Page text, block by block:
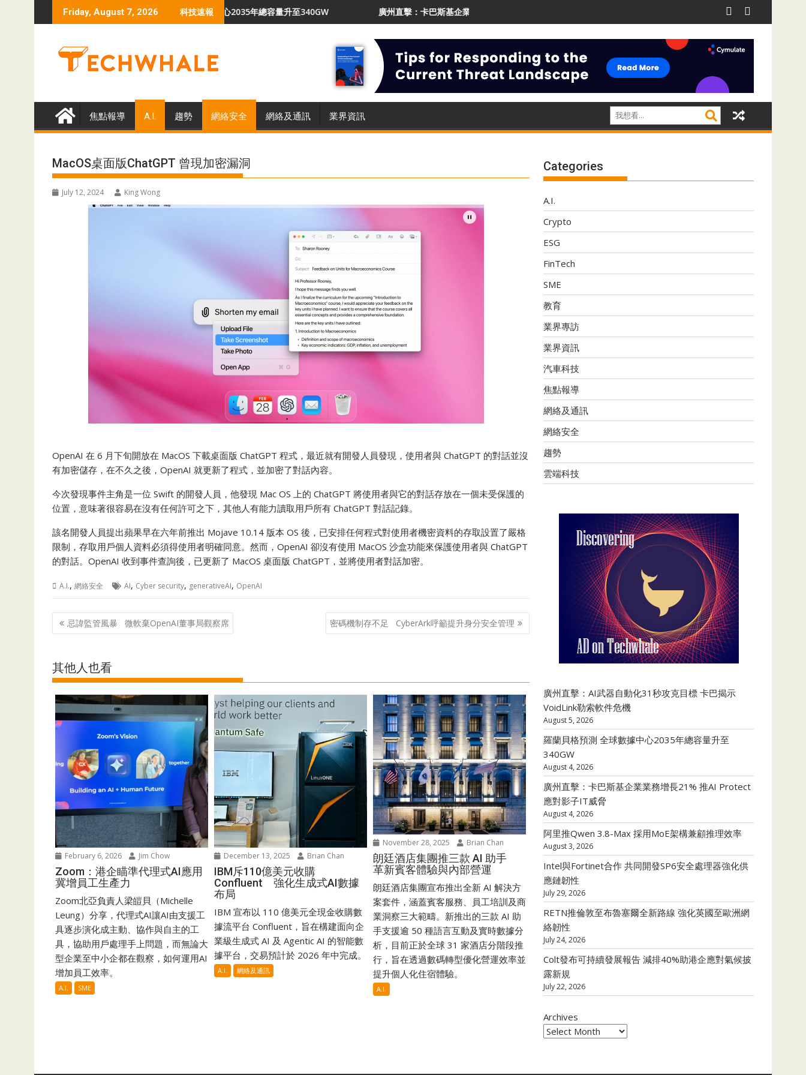
to
Friday, August 7, 2026 科技速報
勒索軟件危機羅蘭貝格預測 全球數據中心2035年總容量升至340GW 廣州直擊：卡巴斯基企業業務增長21% 推AI Protect應對影子IT威脅 阿里推Qwen 3.8-Max 採用MoE架構兼顧推理效率
焦點報導 A.I. 趨勢 網絡安全 網絡及通訊 業界資訊
MacOS桌面版ChatGPT 曾現加密漏洞
July 12, 2024 King Wong
OpenAI 在 6 月下旬開放在 MacOS 下載桌面版 ChatGPT 程式，最近就有開發人員發現，使用者與 ChatGPT 的對話並沒
有加密儲存，在不久之後，OpenAI 就更新了程式，並加密了對話內容。
今次發現事件主角是一位 Swift 的開發人員，他發現 Mac OS 上的 ChatGPT 將使用者與它的對話存放在一個未受保護的
位置，意味著很容易在沒有任何許可之下，其他人有能力讀取用戶所有 ChatGPT 對話記錄。
該名開發人員提出蘋果早在六年前推出 Mojave 10.14 版本 OS 後，已安排任何程式對使用者機密資料的存取設置了嚴格
限制，存取用戶個人資料必須得使用者明確同意。然而，OpenAI 卻沒有使用 MacOS 沙盒功能來保護使用者與 ChatGPT
的對話。OpenAI 收到事件查詢後，已更新了 MacOS 桌面版 ChatGPT，並將使用者對話加密。
A.I., 網絡安全 AI, Cyber security, generativeAI, OpenAI
Post
navigation
忌諱監管風暴 微軟棄OpenAI董事局觀察席 密碼機制存不足 CyberArk呼籲提升身分安全管理
其他人也看
February 6, 2026 Jim Chow
Zoom：港企瞄準代理式AI應用
冀增員工生產力
Zoom北亞負責人梁皚貝（Michelle
Leung）分享，代理式AI讓AI由支援工
具逐步演化成主動、協作與自主的工
具，協助用戶處理手上問題，而無論大
型企業至中小企都在觀察，如何運用AI
增加員工效率。
A.I. SME
December 13, 2025 Brian Chan
IBM斥110億美元收購
Confluent 強化生成式AI數據
布局
IBM 宣布以 110 億美元全現金收購數
據流平台 Confluent，旨在構建面向企
業級生成式 AI 及 Agentic AI 的智能數
據平台，交易預計於 2026 年中完成。
A.I. 網絡及通訊
November 28, 2025 Brian Chan
朗廷酒店集團推三款 AI 助手
革新賓客體驗與內部營運
朗廷酒店集團宣布推出全新 AI 解決方
案套件，涵蓋賓客服務、員工培訓及商
業洞察三大範疇。新推出的三款 AI 助
手支援逾 50 種語言互動及實時數據分
析，目前正於全球 31 家酒店分階段推
行，旨在透過數碼轉型優化營運效率並
提升個人化住宿體驗。
A.I.
Categories
A.I.
Crypto
ESG
FinTech
SME
教育
業界專訪
業界資訊
汽車科技
焦點報導
網絡及通訊
網絡安全
趨勢
雲端科技
廣州直擊：AI武器自動化31秒攻克目標 卡巴揭示
VoidLink勒索軟件危機
August 5, 2026
羅蘭貝格預測 全球數據中心2035年總容量升至
340GW
August 4, 2026
廣州直擊：卡巴斯基企業業務增長21% 推AI Protect
應對影子IT威脅
August 4, 2026
阿里推Qwen 3.8-Max 採用MoE架構兼顧推理效率
August 3, 2026
Intel與Fortinet合作 共同開發SP6安全處理器強化供
應鏈韌性
July 29, 2026
RETN推倫敦至布魯塞爾全新路線 強化英國至歐洲網
絡韌性
July 24, 2026
Colt發布可持續發展報告 減排40%助港企應對氣候披
露新規
July 22, 2026
Archives